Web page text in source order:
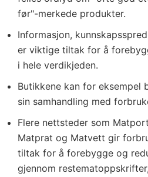
før"-merkede produkter.
Informasjon,
er viktige tiltak for å
i hele verdikjeden.
Butikkene kan for eksempel
sin samhandling med
Flere nettsteder som
Matprat og Matvett gir
tiltak for å forebygge og
gjennom